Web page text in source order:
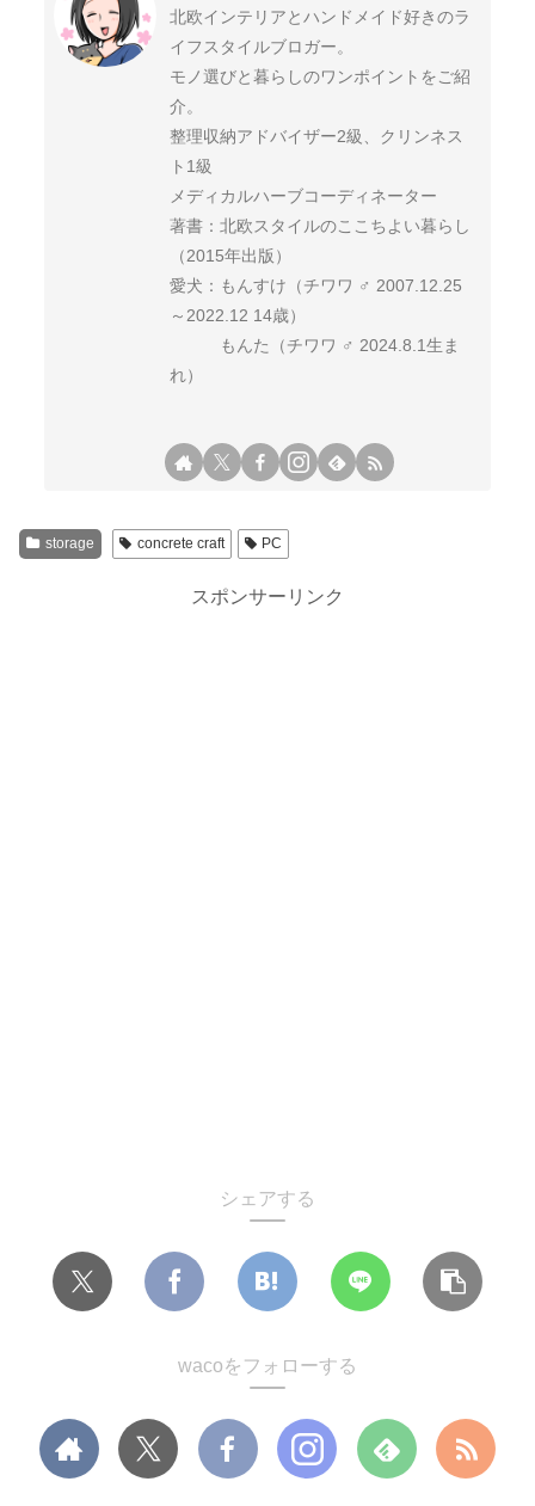
北欧インテリアとハンドメイド好きのラ
イフスタイルブロガー。
モノ選びと暮らしのワンポイントをご紹
介。
整理収納アドバイザー2級、クリンネス
ト1級
メディカルハーブコーディネーター
著書：北欧スタイルのここちよい暮らし
（2015年出版）
愛犬：もんすけ（チワワ ♂ 2007.12.25
～2022.12 14歳）
もんた（チワワ ♂ 2024.8.1生ま
れ）
storage concrete craft PC
スポンサーリンク
シェアする
wacoをフォローする